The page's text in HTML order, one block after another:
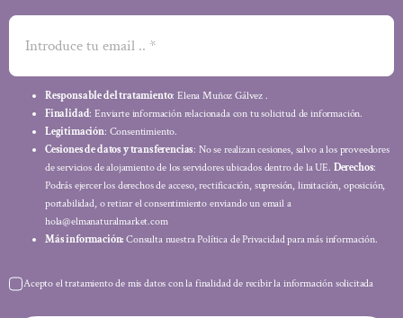
Responsable del tratamiento: Elena Muñoz Gálvez .
Finalidad: Enviarte información relacionada con tu solicitud de información.
Legitimación: Consentimiento.
Cesiones de datos y transferencias: No se realizan cesiones, salvo a los proveedores
de servicios de alojamiento de los servidores ubicados dentro de la UE. Derechos:
Podrás ejercer los derechos de acceso, rectificación, supresión, limitación, oposición,
portabilidad, o retirar el consentimiento enviando un email a
hola@elmanaturalmarket.com
Más información: Consulta nuestra Política de Privacidad para más información.
Acepto el tratamiento de mis datos con la finalidad de recibir la información solicitada